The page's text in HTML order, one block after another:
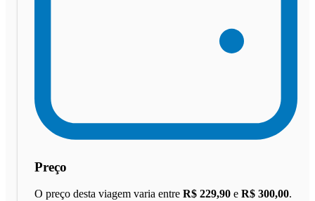
Preço
O preço desta viagem varia entre R$ 229,90 e R$ 300,00.